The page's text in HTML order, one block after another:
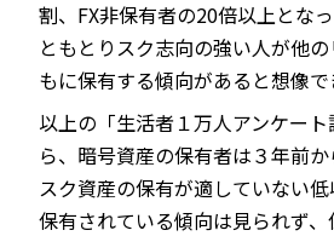
割、FX非保有者の20倍以上とな
ともとりスク志向の強い人が他
もに保有する傾向があると想像で
以上の「生活者１万人アンケー
ら、暗号資産の保有者は３年前
スク資産の保有が適していない
保有されている傾向は見られず